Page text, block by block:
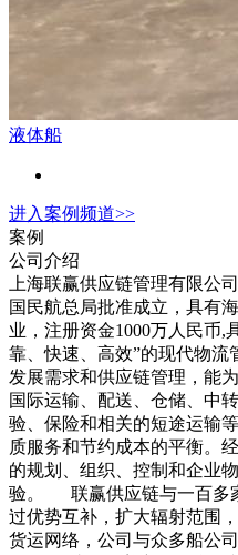
液体船
进入案例频道>>
案例
公司介绍
上海联赢供应链管理有限公
国民航总局批准成立，具有
业，注册资金1000万人民币,
靠、快速、高效”的现代物流
发展需求和供应链管理，能
国际运输、配送、仓储、中
验、保险和相关的短途运输
质服务和节约成本的平衡。
的规划、组织、控制和企业
验。 联赢供应链与一百多
过优势互补，扩大辐射范围
货运网络，公司与众多船公